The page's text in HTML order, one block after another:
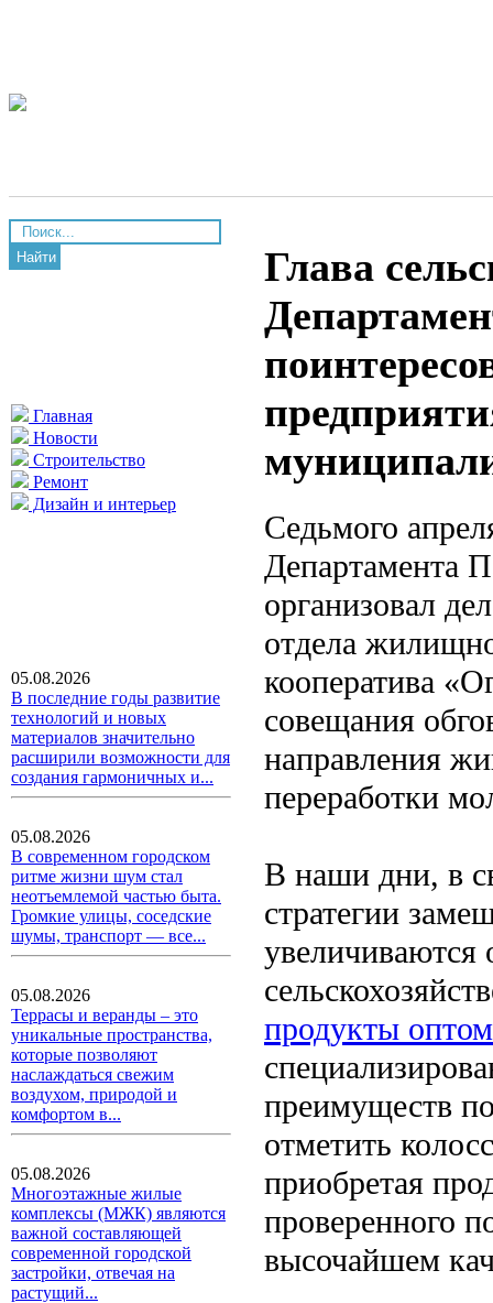
Найти
Главная
Новости
Строительство
Ремонт
Дизайн и интерьер
05.08.2026
В последние годы развитие
технологий и новых
материалов значительно
расширили возможности для
создания гармоничных и...
05.08.2026
В современном городском
ритме жизни шум стал
неотъемлемой частью быта.
Громкие улицы, соседские
шумы, транспорт — все...
05.08.2026
Террасы и веранды – это
уникальные пространства,
которые позволяют
наслаждаться свежим
воздухом, природой и
комфортом в...
05.08.2026
Многоэтажные жилые
комплексы (МЖК) являются
важной составляющей
современной городской
застройки, отвечая на
растущий...
Глава
Седьмого
Департамента
организовал
отдела
кооператива
совещания
направления
переработки
В наши дни, в
стратегии
увеличиваются
продукты
преимуществ
отметить
приобретая
проверенного
высочайшем